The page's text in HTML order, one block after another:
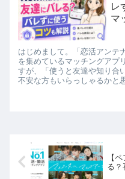
レ
マ
はじめまして。「恋活アンテ
を集めているマッチングアプ
すが、「使うと友達や知り合
不安な方もいらっしゃるかと
【
る？